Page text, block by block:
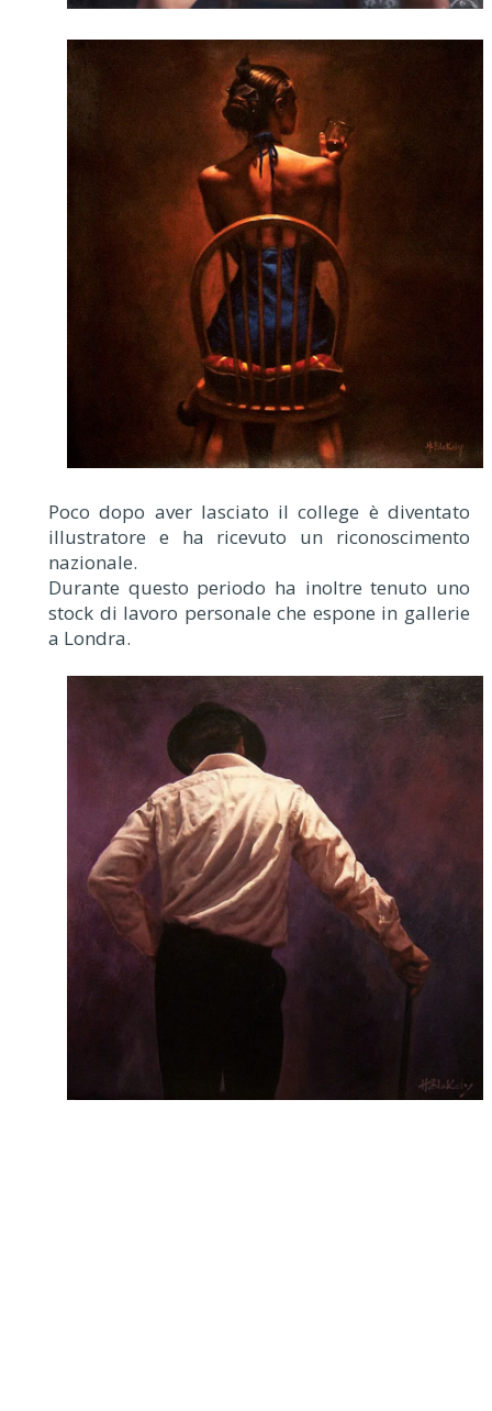
Poco dopo aver lasciato il college è diventato
illustratore e ha ricevuto un riconoscimento
nazionale.
Durante questo periodo ha inoltre tenuto uno
stock di lavoro personale che espone in gallerie
a Londra.